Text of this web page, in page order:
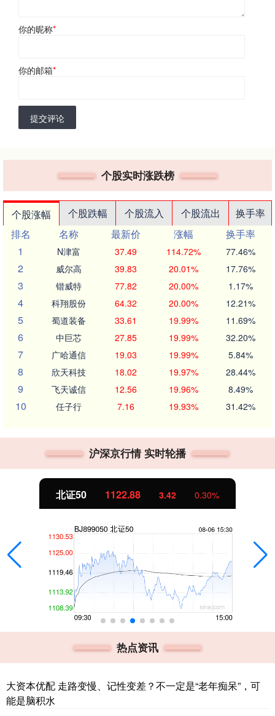
你的昵称*
你的邮箱*
提交评论
个股实时涨跌榜
个股涨幅 个股跌幅 个股流入 个股流出
换手率
排名
名称 最新价 涨幅
换手率
1
N津富 37.49 114.72% 77.46%
2 威尔高 39.83 20.01% 17.76%
3 锴威特 77.82 20.00% 1.17%
4 科翔股份 64.32 20.00% 12.21%
5 蜀道装备 33.61 19.99% 11.69%
6 中巨芯 27.85 19.99% 32.20%
7 广哈通信 19.03 19.99% 5.84%
8 欣天科技 18.02 19.97% 28.44%
9 飞天诚信 12.56 19.96% 8.49%
10 任子行 7.16 19.93% 31.42%
沪深京行情 实时轮播
北证50 1122.88 3.42 0.30%
热点资讯
大资本优配 走路变慢、记性变差？不一定是“老年痴呆”，可
能是脑积水